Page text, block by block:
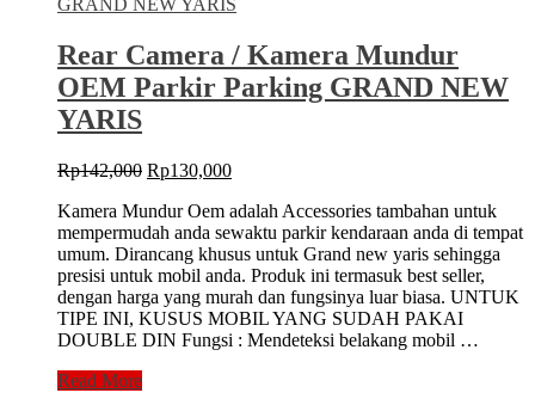
Rear Camera / Kamera Mundur
OEM Parkir Parking GRAND NEW
YARIS
Rp142,000 Original
was:
Rp142,000.
Rp130,000Current
is:
Rp130,000.
Kamera Mundur Oem adalah Accessories tambahan untuk
mempermudah anda sewaktu parkir kendaraan anda di tempat
umum. Dirancang khusus untuk Grand new yaris sehingga
presisi untuk mobil anda. Produk ini termasuk best seller,
dengan harga yang murah dan fungsinya luar biasa. UNTUK
TIPE INI, KUSUS MOBIL YANG SUDAH PAKAI
DOUBLE DIN Fungsi : Mendeteksi belakang mobil …
Rear
Read More